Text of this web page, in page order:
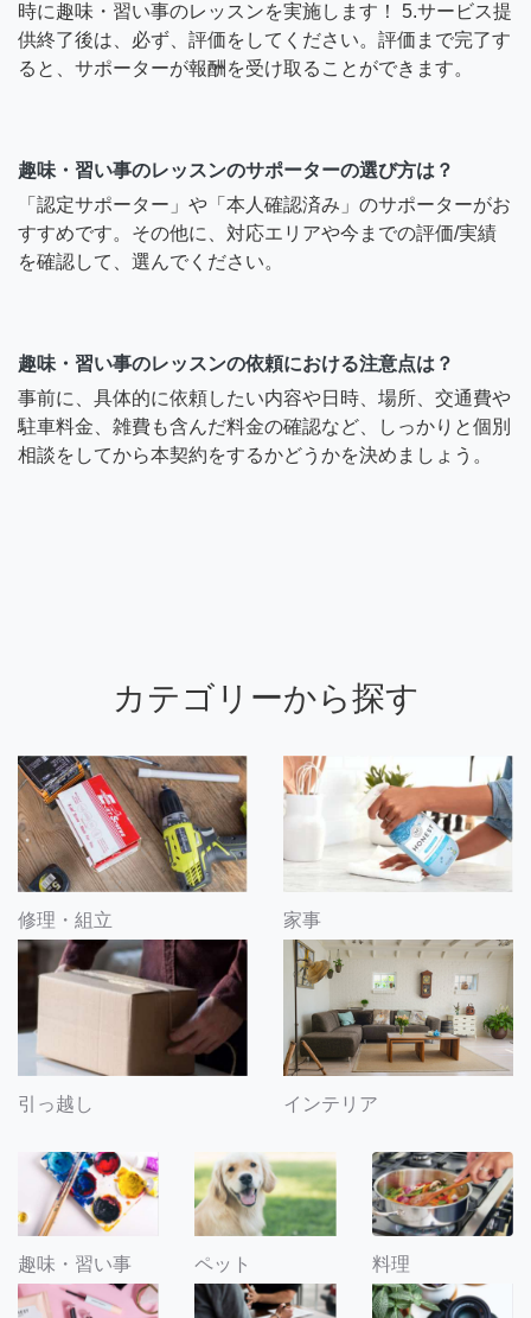
時に趣味・習い事のレッスンを実施します！ 5.サービス提
供終了後は、必ず、評価をしてください。評価まで完了す
ると、サポーターが報酬を受け取ることができます。
趣味・習い事のレッスンのサポーターの選び方は？
「認定サポーター」や「本人確認済み」のサポーターがお
すすめです。その他に、対応エリアや今までの評価/実績
を確認して、選んでください。
趣味・習い事のレッスンの依頼における注意点は？
事前に、具体的に依頼したい内容や日時、場所、交通費や
駐車料金、雑費も含んだ料金の確認など、しっかりと個別
相談をしてから本契約をするかどうかを決めましょう。
カテゴリーから探す
修理・組立 家事
引っ越し インテリア
趣味・習い事 ペット 料理